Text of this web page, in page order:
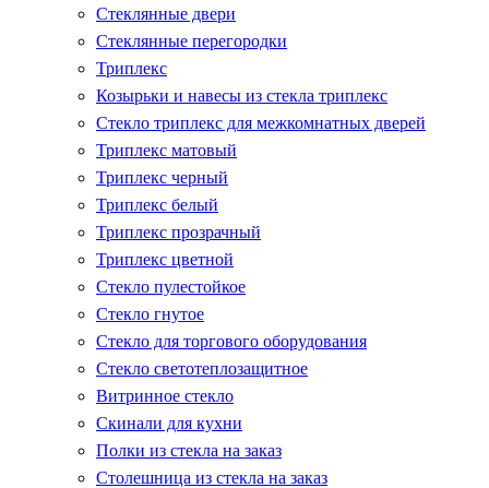
Стеклянные двери
Стеклянные перегородки
Триплекс
Козырьки и навесы из стекла триплекс
Стекло триплекс для межкомнатных дверей
Триплекс матовый
Триплекс черный
Триплекс белый
Триплекс прозрачный
Триплекс цветной
Стекло пулестойкое
Стекло гнутое
Стекло для торгового оборудования
Стекло светотеплозащитное
Витринное стекло
Скинали для кухни
Полки из стекла на заказ
Столешница из стекла на заказ